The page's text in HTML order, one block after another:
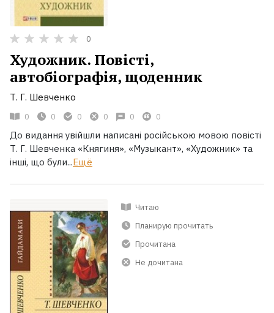
0
Художник. Повісті,
автобіографія, щоденник
Т. Г. Шевченко
0 0 0 0 0 0
До видання увійшли написані російською мовою повісті
Т. Г. Шевченка «Княгиня», «Музыкант», «Художник» та
інші, що були...Ещё
Читаю
Планирую прочитать
Прочитана
Не дочитана